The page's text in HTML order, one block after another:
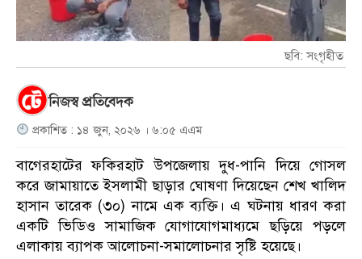
ছবি: সংগৃহীত
নিজস্ব প্রতিবেদক
প্রকাশিত : ১৪ জুন, ২০২৬ । ৬:০৫ এএম
বাগেরহাটের ফকিরহাট উপজেলায় দুধ-পানি দিয়ে গোসল
করে জামায়াতে ইসলামী ছাড়ার ঘোষণা দিয়েছেন শেখ খালিদ
হাসান তারেক (৩০) নামে এক ব্যক্তি। এ ঘটনায় ধারণ করা
একটি ভিডিও সামাজিক যোগাযোগমাধ্যমে ছড়িয়ে পড়লে
এলাকায় ব্যাপক আলোচনা-সমালোচনার সৃষ্টি হয়েছে।